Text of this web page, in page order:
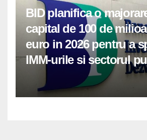
BID planifica o
capital de 100 de
euro in 2026 pentru a
IMM-urile si sectorul